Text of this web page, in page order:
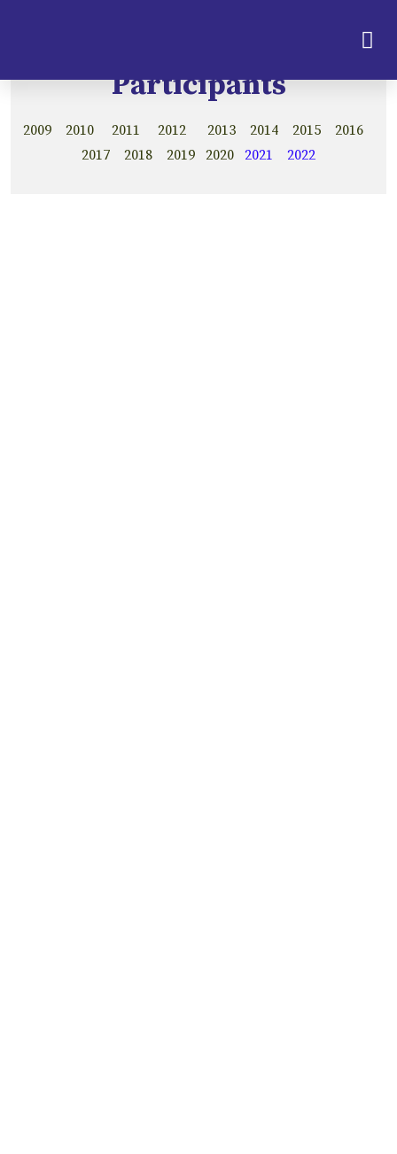
Participants
2009 2010 2011 2012 2013 2014 2015 2016
2017 2018 2019 2020 2021 2022